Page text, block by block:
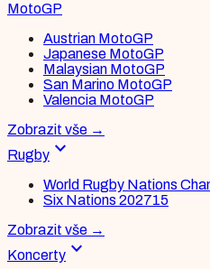
MotoGP
Austrian MotoGP
Japanese MotoGP
Malaysian MotoGP
San Marino MotoGP
Valencia MotoGP
Zobrazit vše →
Rugby expand_more
World Rugby Nations
Six Nations 202715
Zobrazit vše →
Koncerty expand_more